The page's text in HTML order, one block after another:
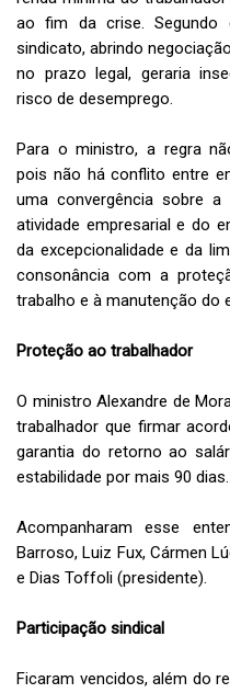
ao fim da crise. Segundo
sindicato, abrindo
no prazo legal, geraria
risco de desemprego.
Para o ministro, a regra
pois não há conflito entre
uma convergência sobre
atividade empresarial e do
da excepcionalidade e da
consonância com a
trabalho e à manutenção do
Proteção ao trabalhador
O ministro Alexandre de
trabalhador que firmar
garantia do retorno ao
estabilidade por mais 90 dias.
Acompanharam esse
Barroso, Luiz Fux, Cármen
e Dias Toffoli (presidente).
Participação sindical
Ficaram vencidos, além do